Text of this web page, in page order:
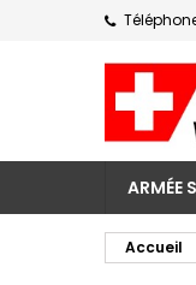
ARMÉE
Accueil